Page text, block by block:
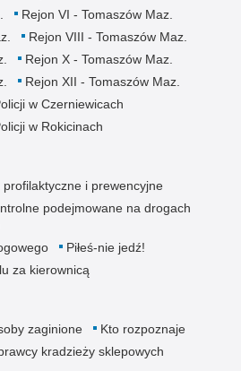
Rejon VI - Tomaszów Maz.
Rejon VIII - Tomaszów Maz.
Rejon X - Tomaszów Maz.
Rejon XII - Tomaszów Maz.
w Czerniewicach
w Rokicinach
profilaktyczne i prewencyjne
podejmowane na drogach
Piłeś-nie jedź!
za kierownicą
zaginione
Kto rozpoznaje
kradzieży sklepowych